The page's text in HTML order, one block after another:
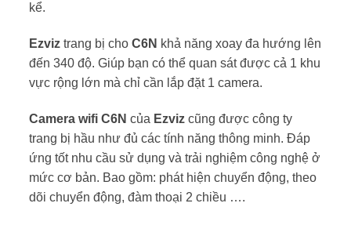
kể.
Ezviztrang bị cho C6N khả năng xoay đa hướng lên
đến 340 độ. Giúp bạn có thể quan sát được cả 1 khu
vực rộng lớn mà chỉ cần lắp đặt 1 camera.
Camera wifi C6N của Ezviz cũng được công ty
trang bị hầu như đủ các tính năng thông minh. Đáp
ứng tốt nhu cầu sử dụng và trải nghiệm công nghệ ở
mức cơ bản. Bao gồm: phát hiện chuyển động, theo
dõi chuyển động, đàm thoại 2 chiều ….